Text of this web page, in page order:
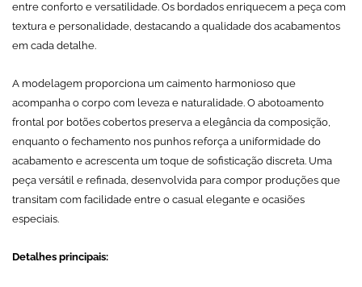
entre conforto e versatilidade. Os bordados enriquecem a peça com
textura e personalidade, destacando a qualidade dos acabamentos
em cada detalhe.
A modelagem proporciona um caimento harmonioso que
acompanha o corpo com leveza e naturalidade. O abotoamento
frontal por botões cobertos preserva a elegância da composição,
enquanto o fechamento nos punhos reforça a uniformidade do
acabamento e acrescenta um toque de sofisticação discreta. Uma
peça versátil e refinada, desenvolvida para compor produções que
transitam com facilidade entre o casual elegante e ocasiões
especiais.
Detalhes principais: